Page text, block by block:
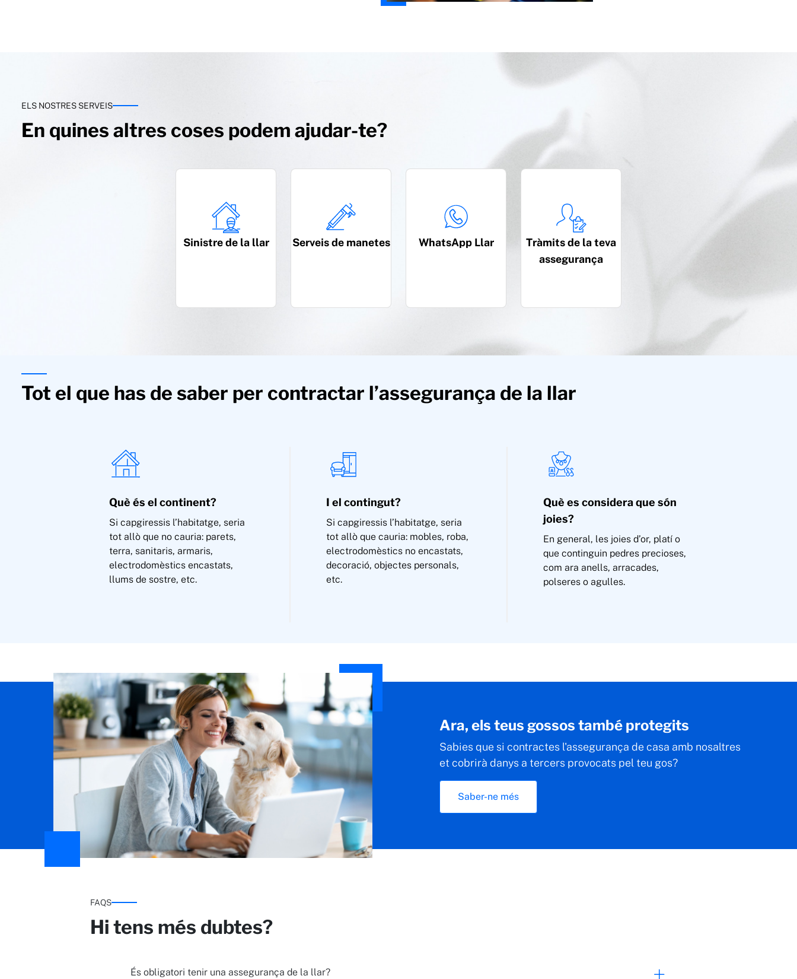
ELS NOSTRES SERVEIS
En quines altres coses podem ajudar-te?
Sinistre de la llar Serveis de manetes WhatsApp Llar
Tràmits de la teva
assegurança
Tot el que has de saber per contractar l’assegurança de la llar
Què és el continent?
Si capgiressis l’habitatge, seria
tot allò que no cauria: parets,
terra, sanitaris, armaris,
electrodomèstics encastats,
llums de sostre, etc.
I el contingut?
Si capgiressis l’habitatge, seria
tot allò que cauria: mobles, roba,
electrodomèstics no encastats,
decoració, objectes personals,
etc.
Què es considera que són
joies?
En general, les joies d’or, platí o
que continguin pedres precioses,
com ara anells, arracades,
polseres o agulles.
Ara, els teus gossos també protegits
Sabies que si contractes l'assegurança de casa amb nosaltres
et cobrirà danys a tercers provocats pel teu gos?
Saber-ne més
FAQS
Hi tens més dubtes?
És obligatori tenir una assegurança de la llar?